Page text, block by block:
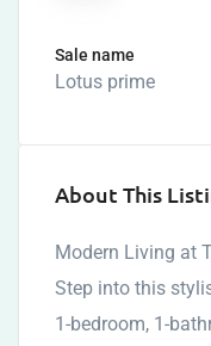
Sale name
Lotus prime
About This
Modern Living at
Step into this
1-bedroom, 1-